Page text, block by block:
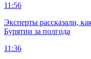
11:56
Эксперты рассказали,
Бурятии за полгода
11:36